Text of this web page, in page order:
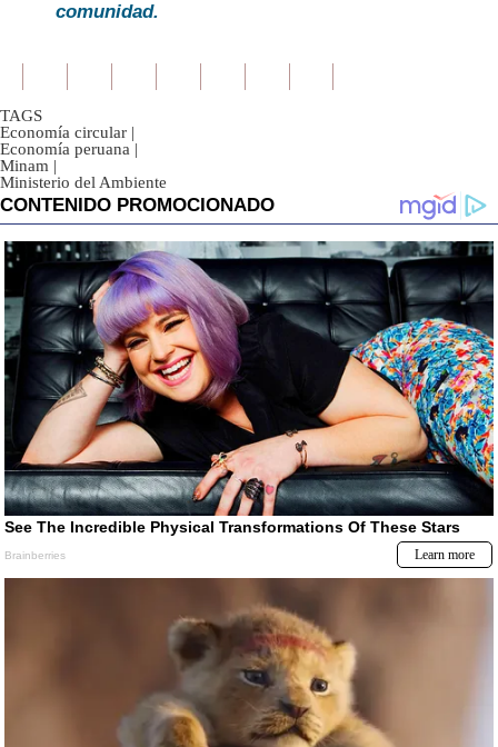
comunidad.
TAGS
Economía circular |
Economía peruana |
Minam |
Ministerio del Ambiente